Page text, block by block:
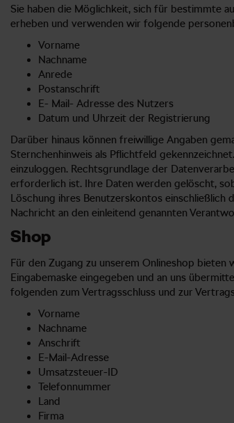
Sie haben die Möglichkeit, sich für bestimmte
erheben und verwenden wir folgende
Vorname
Nachname
Anrede
Postanschrift
E- Mail- Adresse des Nutzers
Datum und Uhrzeit der Registrierung
Darüber hinaus können freiwillige Angaben
Sternchenhinweis als Pflichtfeld
einzuloggen. Rechtsgrundlage der
erforderlich ist. Ihre Daten werden gelöscht,
Löschung ihres Benutzerskontos
Nachricht an den einleitend genannten
Shop
Für den Zugang zu unserem Onlineshop
Eingabemaske eingegeben und an uns
folgenden zum Vertragsschluss und zur
Vorname
Nachname
Anschrift
E-Mail-Adresse
Umsatzsteuer-ID
Telefonnummer
Land
Firma